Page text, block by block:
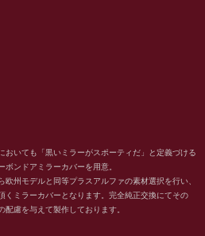
おいても「黒いミラーがスポーティだ」と定義づける
ンドアミラーカバーを用意。
欧州モデルと同等プラスアルファの素材選択を行い、
くミラーカバーとなります。完全純正交換にてその
配慮を与えて製作しております。